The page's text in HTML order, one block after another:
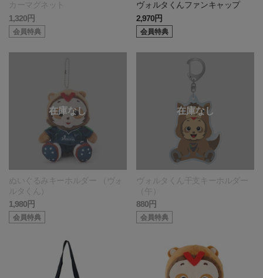
カーマグネット
1,320円
会員特典
ヴォルタくんファンキャップ
2,970円
会員特典
ぬいぐるみキーホルダー （ヴォ
ルタくん）
1,980円
会員特典
ヴォルタくん干支キーホルダー
（午）
880円
会員特典